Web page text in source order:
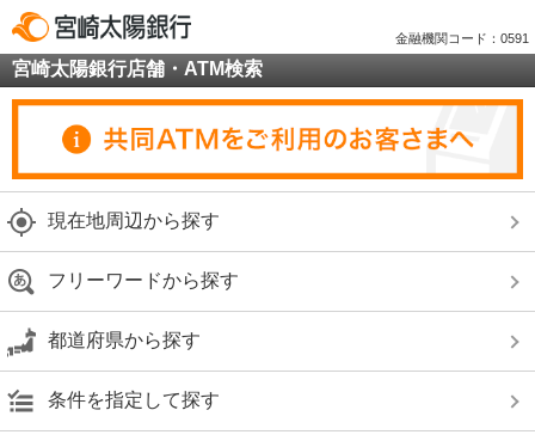
金融機関コード：0591
宮崎太陽銀行店舗・ATM検索
現在地周辺から探す
フリーワードから探す
都道府県から探す
条件を指定して探す